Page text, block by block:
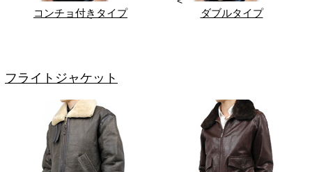
コンチョ付きタイプ ダブルタイプ
フライトジャケット